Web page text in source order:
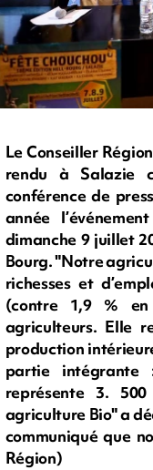
Le Conseiller
rendu à Salazie
conférence de
année
dimanche 9 juillet
Bourg. "Notre
richesses et
(contre 1,9 % en
agriculteurs. Elle
production
partie
représente 3.
agriculture Bio" a
communiqué que
Région)